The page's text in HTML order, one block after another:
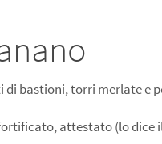
di bastioni, torri merlate e
attestato (lo dice